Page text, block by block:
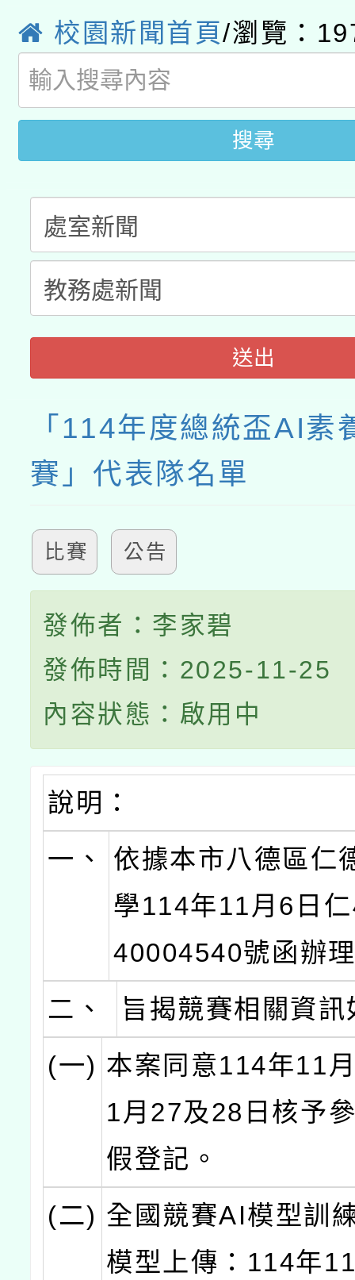
薪期間赴陸應申請許可
轉知經濟部水利署委託
業技術研究院辦理「
用水績優單位及節水達
115年8月22日(星期六
桃園市孔廟祈福系列
開 智慧啟航」
2026年桃園地景藝術
校園新聞首頁/瀏覽：
搜尋
送出
「114年度總統盃AI素
賽」代表隊名單
比賽 公告
發佈者：李家碧
發佈時間：2025-11-25
內容狀態：啟用中
說明：
一、
依據本市八德區仁
學114年11月6日
40004540號函辦
二、
旨揭競賽相關資訊
(一) 本案同意114年11
1月27及28日核予
假登記。
(二) 全國競賽AI模型訓
模型上傳：114年